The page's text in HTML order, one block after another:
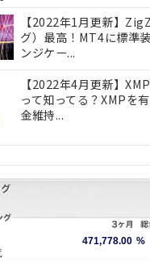
【2022年1月更新】
グ）最高！MT4に標準
ンジケー...
【2022年4月更新】
って知ってる？XMPを
金維持...